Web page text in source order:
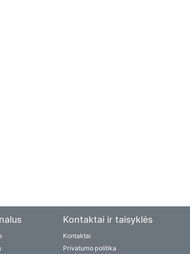
Kontaktai ir taisyklės
Kontaktai
Privatumo politika